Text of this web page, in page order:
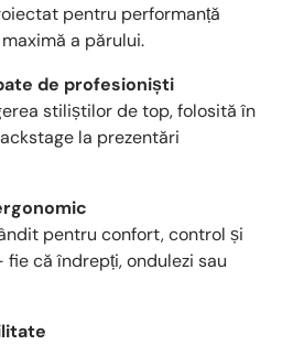
pentru performanță
a părului.
de profesioniști
stiliștilor de top, folosită în
la prezentări
pentru confort, control și
că îndrepți, ondulezi sau